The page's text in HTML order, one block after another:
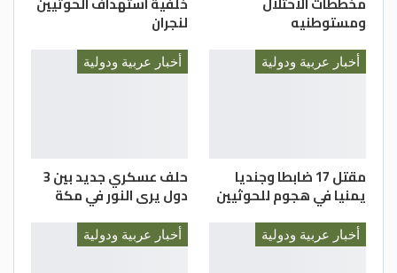
ومستوطنيه لنجران
أخبار عربية ودولية
مقتل 17 ضابطا وجنديا
يمنيا في هجوم للحوثيين
أخبار عربية ودولية
حلف عسكري جديد بين 3
دول يرى النور في مكة
أخبار عربية ودولية أخبار عربية ودولية